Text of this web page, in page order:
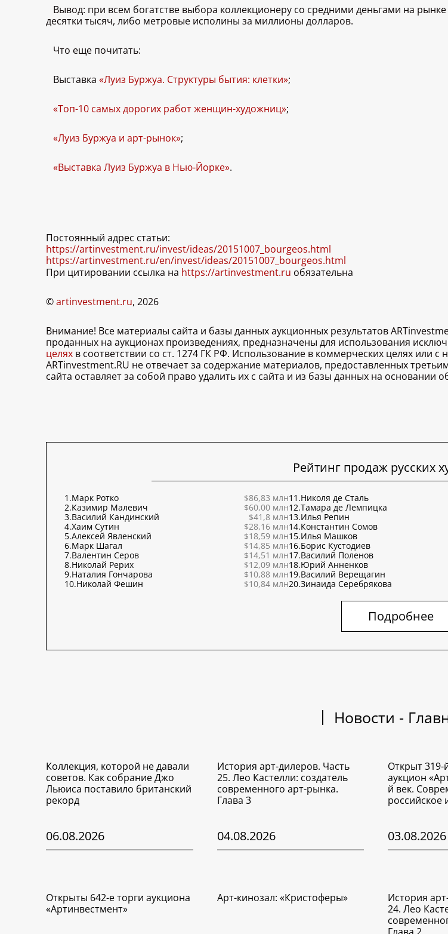
Вывод: при всем богатстве выбора коллекционеру со средними деньгами на
десятки тысяч, либо метровые исполины за миллионы долларов.
Что еще почитать:
Выставка «Луиз Буржуа. Структуры бытия: клетки»;
«Топ-10 самых дорогих работ женщин-художниц»;
«Луиз Буржуа и арт-рынок»;
«Выставка Луиз Буржуа в Нью-Йорке».
Постоянный адрес статьи:
https://artinvestment.ru/invest/ideas/20151007_bourgeos.html
https://artinvestment.ru/en/invest/ideas/20151007_bourgeos.html
При цитировании ссылка на https://artinvestment.ru обязательна
©artinvestment.ru, 2026
Внимание! Все материалы сайта и базы данных аукционных результатов
проданных на аукционах произведениях, предназначены для использования
целях в соответствии со ст. 1274 ГК РФ. Использование в коммерческих целях или
ARTinvestment.RU не отвечает за содержание материалов, предоставленных
сайта оставляет за собой право удалить их с сайта и из базы данных на
Рейтинг продаж русских
1.Марк Ротко
$86,83 млн
2.Казимир Малевич
$60,00 млн
3.Василий Кандинский
$41,8 млн
4.Хаим Сутин
$28,16 млн
5.Алексей Явленский
$18,59 млн
6.Марк Шагал
$14,85 млн
7.Валентин Серов
$14,51 млн
8.Николай Рерих
$12,09 млн
9.Наталия Гончарова
$10,88 млн
10.Николай Фешин $10,84 млн
11.Николя де Сталь
12.Тамара де Лемпицка
13.Илья Репин
14.Константин Сомов
15.Илья Машков
16.Борис Кустодиев
17.Василий Поленов
18.Юрий Анненков
19.Василий Верещагин
20.Зинаида Серебрякова
Подробнее
Новости -
Коллекция, которой не давали
советов. Как собрание Джо
Льюиса поставило британский
рекорд
06.08.2026
История арт-дилеров. Часть
25. Лео Кастелли: создатель
современного арт-рынка.
Глава 3
04.08.2026
Открыт 319-
аукцион
й век.
российское
03.08.2026
Открыты 642-е торги аукциона
«Артинвестмент»
Арт-кинозал: «Кристоферы»
История
24. Лео